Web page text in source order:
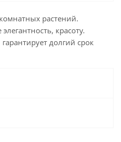
растений.
красоту.
долгий срок